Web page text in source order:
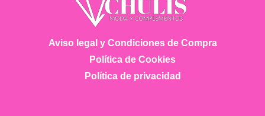
producto
Aviso legal y Condiciones de Compra
Política de Cookies
Política de privacidad